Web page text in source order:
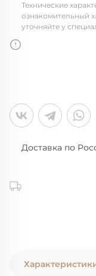
Технические
ознакомительный
уточняйте у
Доставка по